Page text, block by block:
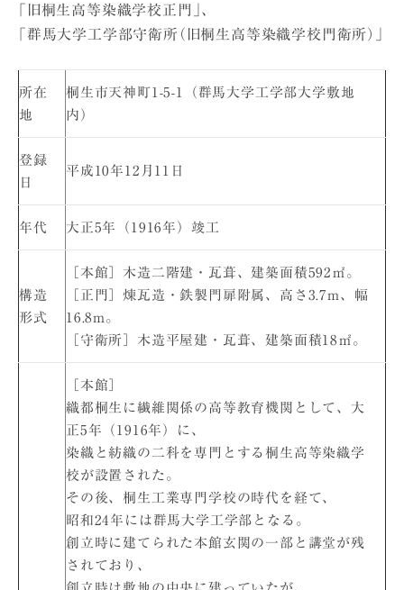
「旧桐生高等染織学校正門」、
「群馬大学工学部守衛所（旧桐生高等染織学校門衛所）」
所在
地
桐生市天神町1-5-1（群馬大学工学部大学敷地
内）
登録
日
平成10年12月11日
年代 大正5年（1916年）竣工
構造
形式
［本館］木造二階建・瓦葺、建築面積592㎡。
［正門］煉瓦造・鉄製門扉附属、高さ3.7m、幅
16.8m。
［守衛所］木造平屋建・瓦葺、建築面積18㎡。
［本館］
織都桐生に繊維関係の高等教育機関として、大
正5年（1916年）に、
染織と紡織の二科を専門とする桐生高等染織学
校が設置された。
その後、桐生工業専門学校の時代を経て、
昭和24年には群馬大学工学部となる。
創立時に建てられた本館玄関の一部と講堂が残
されており、